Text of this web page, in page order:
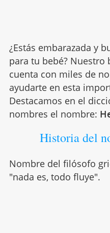
¿Estás embarazada y
para tu bebé?
cuenta con miles de
ayudarte en esta
Destacamos en el
nombres el nombre:
Historia del
Nombre del filósofo
"nada es, todo fluye".